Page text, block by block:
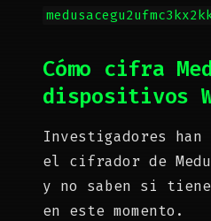
Cómo cifra
dispositivos
Investigadores
el cifrador de
y no saben si
en este momento.